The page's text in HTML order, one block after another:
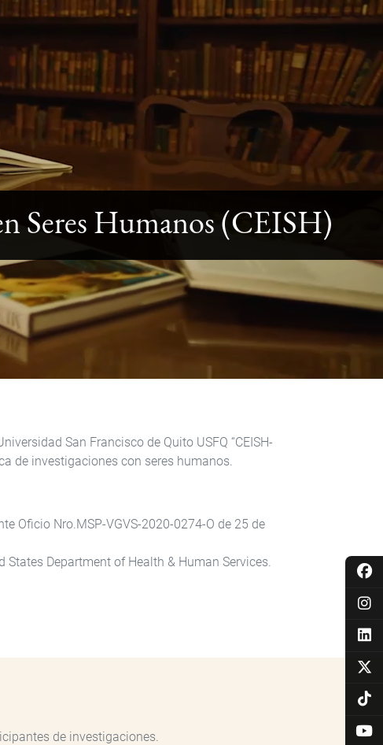
Seres Humanos (CEISH)
San Francisco de Quito USFQ “CEISH-
de investigaciones con seres humanos.
Oficio Nro.MSP-VGVS-2020-0274-O de 25 de
States Department of Health & Human Services.
de investigaciones.